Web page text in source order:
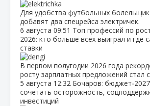
Для удобства футбольных
добавят два спецрейса электричек.
6 августа 09:51 Топ профессий по
2026: кто больше всех выиграл и где
ставки
В первом полугодии 2026 года
росту зарплатных предложений стал
5 августа 12:32 Бочаров:
сочетать осторожность,
инвестиций